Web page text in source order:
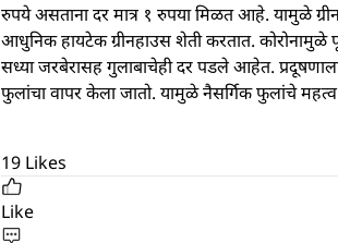
रुपये असताना दर मात्र १ रुपया मिळत आहे. यामुळे
आधुनिक हायटेक ग्रीनहाउस शेती करतात. कोरोनामुळे
सध्या जरबेरासह गुलाबाचेही दर पडले आहेत.
फुलांचा वापर केला जातो. यामुळे नैसर्गिक फुलांचे
19 Likes
Like